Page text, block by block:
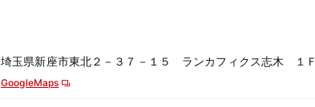
埼玉県新座市東北２－３７－１５ ランカフィクス志木 １Ｆ
GoogleMaps